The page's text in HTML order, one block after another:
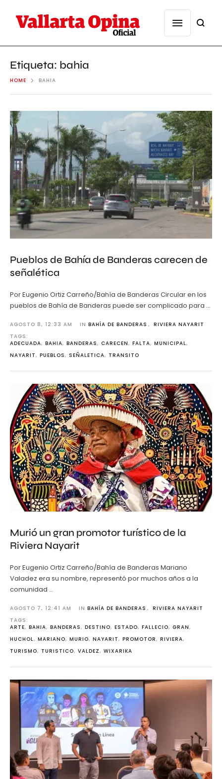
Etiqueta: bahia
HOME BAHIA
Pueblos de Bahía de Banderas carecen de
señalética
Por Eugenio Ortiz Carreño/Bahía de Banderas Circular en los
pueblos de Bahía de Banderas puede ser complicado para …
AGOSTO 8, 12:33 AM IN BAHÍA DE BANDERAS , RIVIERA NAYARIT
TAGS:
ADECUADA, BAHIA, BANDERAS, CARECEN, FALTA, MUNICIPAL,
NAYARIT, PUEBLOS, SEÑALETICA, TRANSITO
Murió un gran promotor turístico de la
Riviera Nayarit
Por Eugenio Ortiz Carreño/Bahía de Banderas Mariano
Valadez era su nombre, representó por muchos años a la
comunidad …
AGOSTO 7, 12:41 AM IN BAHÍA DE BANDERAS , RIVIERA NAYARIT
TAGS:
ARTE, BAHIA, BANDERAS, DESTINO, ESTADO, FALLECIO, GRAN,
HUCHOL, MARIANO, MURIO, NAYARIT, PROMOTOR, RIVIERA,
TURISMO, TURISTICO, VALDEZ, WIXARIKA